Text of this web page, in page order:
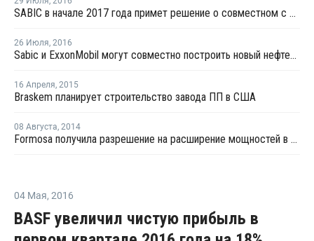
SABIC в начале 2017 года примет решение о совместном с ExxonMobil строительстве нефтехимического комплекса в США
26 Июля, 2016
Sabic и ExxonMobil могут совместно построить новый нефтехимический комплекс в США
16 Апреля, 2015
Braskem планирует строительство завода ПП в США
08 Августа, 2014
Formosa получила разрешение на расширение мощностей в Техасе
04 Мая, 2016
BASF увеличил чистую прибыль в